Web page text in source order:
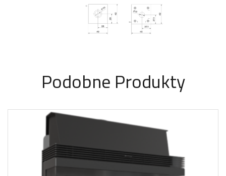
Podobne Produkty